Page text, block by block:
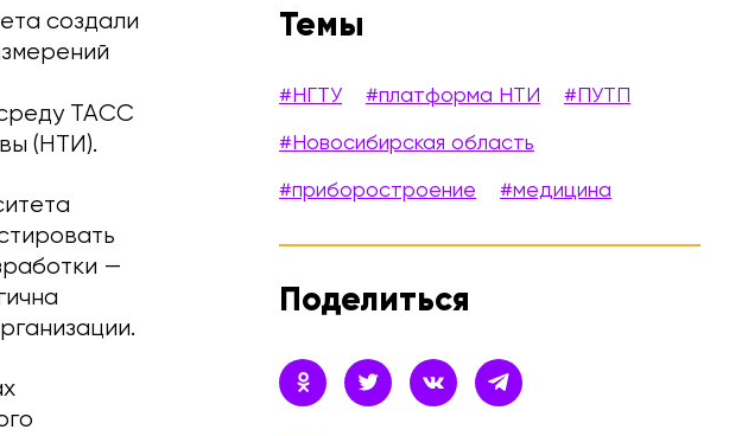
создали
ТАСС
(НТИ).
—
Темы
#НГТУ #платформа НТИ #ПУТП
#Новосибирская область
#приборостроение #медицина
Поделиться